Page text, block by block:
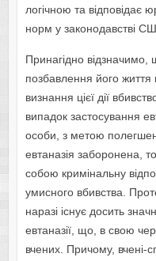
логічною та відповідає
норм у законодавстві
Принагідно відзначимо,
позбавлення його життя
визнання цієї дії
випадок застосування
особи, з метою
евтаназія заборонена,
собою кримінальну
умисного вбивства.
наразі існує досить
евтаназії, що, в свою
вчених. Причому, вчені-